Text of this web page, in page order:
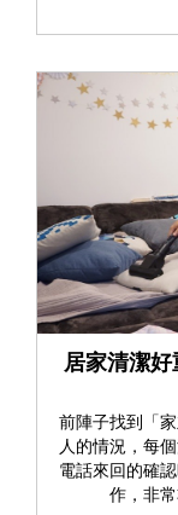
居家清潔
前陣子找到「
人的情況，每
電話來回的確
作，非